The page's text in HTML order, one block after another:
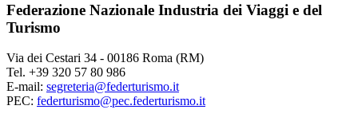
Federazione Nazionale Industria dei Viaggi e del
Turismo
Via dei Cestari 34 - 00186 Roma (RM)
Tel. +39 320 57 80 986
E-mail: segreteria@federturismo.it
PEC: federturismo@pec.federturismo.it